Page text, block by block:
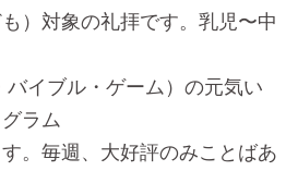
）対象の礼拝です。乳児〜中
イブル・ゲーム）の元気い
ラム
。毎週、大好評のみことばあ